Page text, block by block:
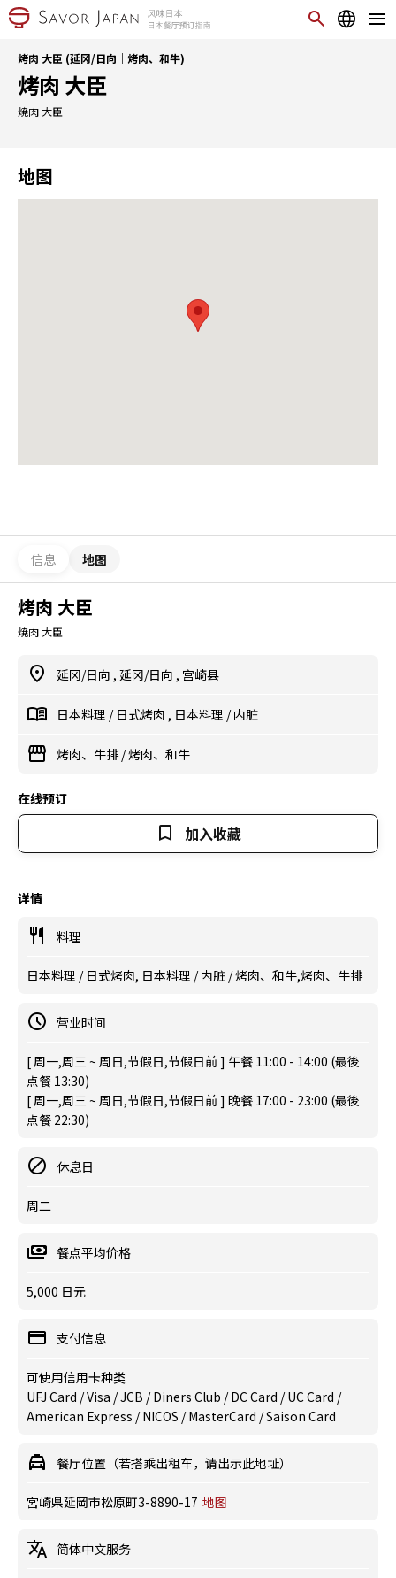
烤肉 大臣 (延冈/日向｜烤肉、和牛)
烤肉 大臣
焼肉 大臣
地图
信息 地图
烤肉 大臣
焼肉 大臣
延冈/日向 , 延冈/日向 , 宫崎县
日本料理 / 日式烤肉 , 日本料理 /内脏
烤肉、牛排 /烤肉、和牛
在线预订
加入收藏
详情
料理
日本料理 / 日式烤肉, 日本料理 / 内脏 / 烤肉、和牛,烤肉、牛排
营业时间
[ 周一,周三 ~ 周日,节假日,节假日前 ] 午餐 11:00 - 14:00 (最後
点餐 13:30)
[ 周一,周三 ~ 周日,节假日,节假日前 ] 晚餐 17:00 - 23:00 (最後
点餐 22:30)
休息日
周二
餐点平均价格
5,000 日元
支付信息
可使用信用卡种类
UFJ Card / Visa / JCB / Diners Club / DC Card / UC Card /
American Express / NICOS / MasterCard / Saison Card
餐厅位置（若搭乘出租车，请出示此地址）
宮崎県延岡市松原町3-8890-17 地图
简体中文服务